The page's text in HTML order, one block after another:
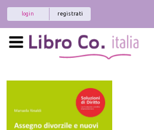
registrati
login